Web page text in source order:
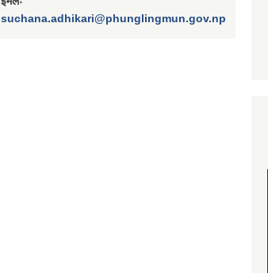
suchana.adhikari@phunglingmun.gov.np